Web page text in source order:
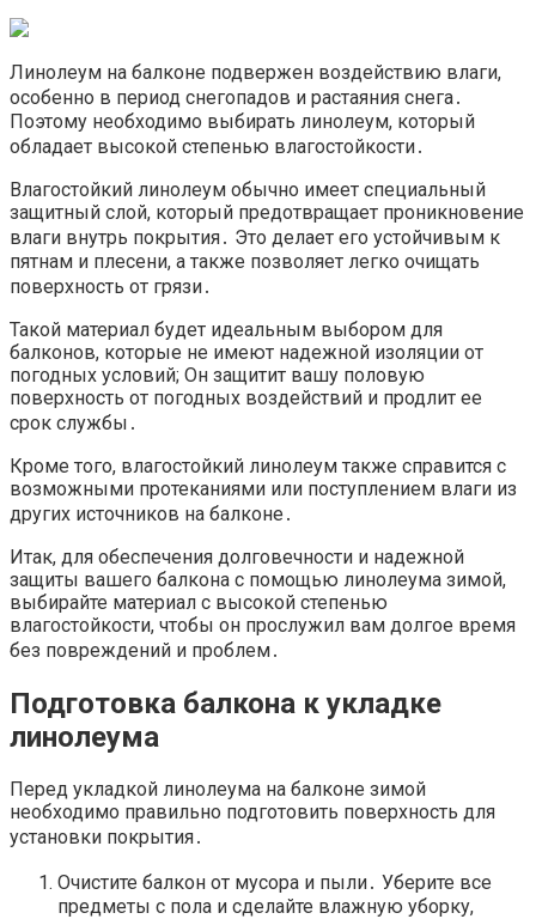
Линолеум на балконе подвержен воздействию влаги,
особенно в период снегопадов и растаяния снега․
Поэтому необходимо выбирать линолеум, который
обладает высокой степенью влагостойкости․
Влагостойкий линолеум обычно имеет специальный
защитный слой, который предотвращает проникновение
влаги внутрь покрытия․ Это делает его устойчивым к
пятнам и плесени, а также позволяет легко очищать
поверхность от грязи․
Такой материал будет идеальным выбором для
балконов, которые не имеют надежной изоляции от
погодных условий; Он защитит вашу половую
поверхность от погодных воздействий и продлит ее
срок службы․
Кроме того, влагостойкий линолеум также справится с
возможными протеканиями или поступлением влаги из
других источников на балконе․
Итак, для обеспечения долговечности и надежной
защиты вашего балкона с помощью линолеума зимой,
выбирайте материал с высокой степенью
влагостойкости, чтобы он прослужил вам долгое время
без повреждений и проблем․
Подготовка балкона к укладке
линолеума
Перед укладкой линолеума на балконе зимой
необходимо правильно подготовить поверхность для
установки покрытия․
Очистите балкон от мусора и пыли․ Уберите все
предметы с пола и сделайте влажную уборку,